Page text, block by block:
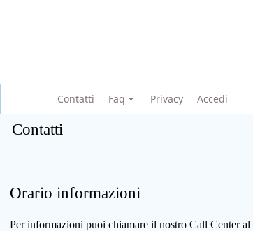
Contatti Faq Privacy Accedi
Contatti
Orario informazioni
Per informazioni puoi chiamare il nostro Call Center